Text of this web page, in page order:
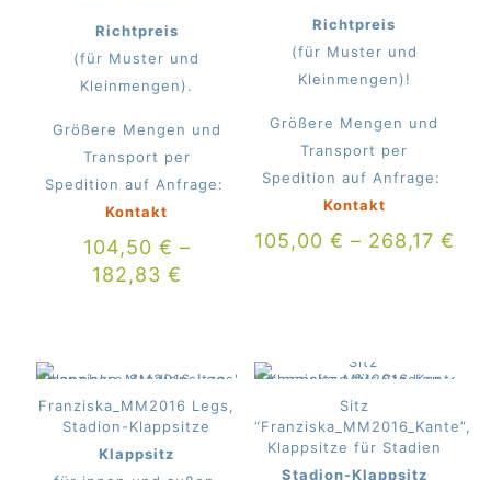
Richtpreis
(für Muster und
Kleinmengen).
Größere Mengen und
Transport per
Spedition auf Anfrage:
Kontakt
104,50 € –
182,83 €
Richtpreis
(für Muster und
Kleinmengen)!
Größere Mengen und
Transport per
Spedition auf Anfrage:
Kontakt
105,00 € – 268,17 €
Franziska_MM2016 Legs,
Stadion-Klappsitze
Klappsitz
Sitz
“Franziska_MM2016_Kante”,
Klappsitze für Stadien
Stadion-Klappsitz